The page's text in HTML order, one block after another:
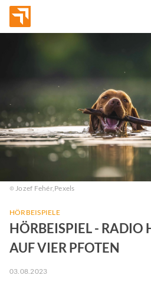
Jozef Fehér,Pexels
HÖRBEISPIELE
HÖRBEISPIEL - RADIO
AUF VIER PFOTEN
03.08.2023